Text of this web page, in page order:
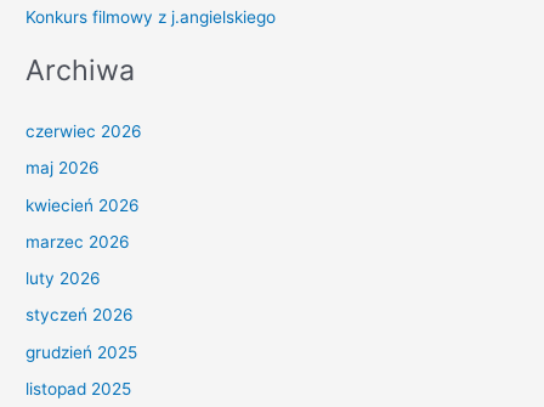
Konkurs filmowy z j.angielskiego
Archiwa
czerwiec 2026
maj 2026
kwiecień 2026
marzec 2026
luty 2026
styczeń 2026
grudzień 2025
listopad 2025